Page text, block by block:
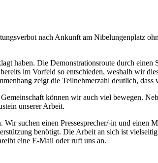
nach Ankunft am Nibelungenplatz
haben. Die Demonstrationsroute durch einen
im Vorfeld so entschieden, weshalb wir
zeigt die Teilnehmerzahl deutlich,
können wir auch viel bewegen.
unserer Arbeit.
suchen einen Pressesprecher/-in und einen
benötigt. Die Arbeit an sich ist
eine E-Mail oder ruft uns an.